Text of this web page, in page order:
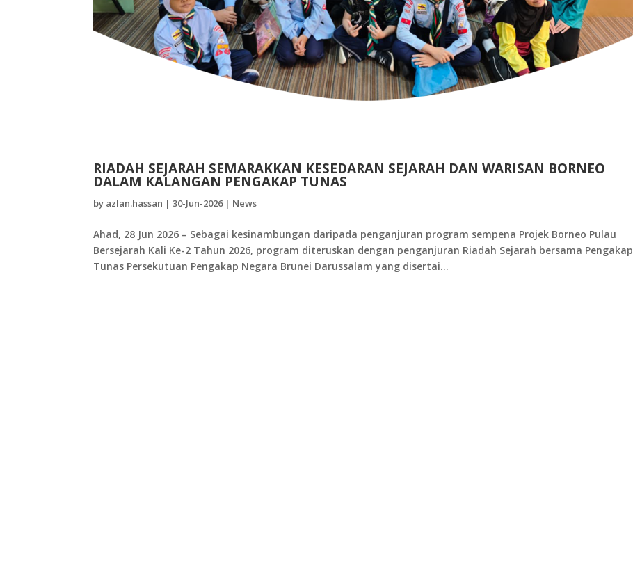
RIADAH SEJARAH SEMARAKKAN KESEDARAN SEJARAH DAN WARISAN BORNEO
DALAM KALANGAN PENGAKAP TUNAS
by azlan.hassan |30-Jun-2026| News
Ahad, 28 Jun 2026 – Sebagai kesinambungan daripada penganjuran program sempena Projek Borneo Pulau
Bersejarah Kali Ke-2 Tahun 2026, program diteruskan dengan penganjuran Riadah Sejarah bersama Pengakap
Tunas Persekutuan Pengakap Negara Brunei Darussalam yang disertai...